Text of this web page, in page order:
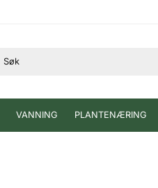
VANNING PLANTENÆRING